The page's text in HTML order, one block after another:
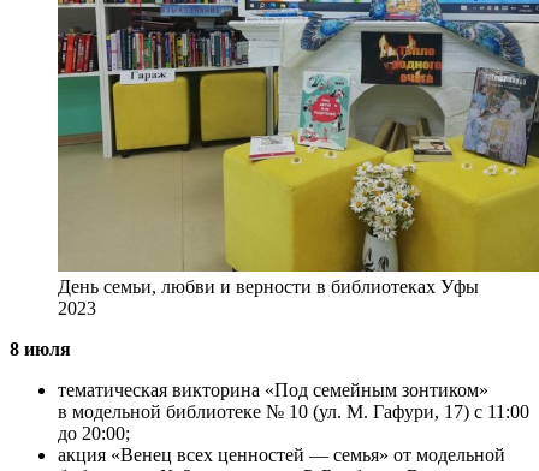
День семьи, любви и верности в библиотеках Уфы
2023
8 июля
тематическая викторина «Под семейным зонтиком»
в модельной библиотеке № 10 (ул. М. Гафури, 17) с 11:00
до 20:00;
акция «Венец всех ценностей — семья» от модельной